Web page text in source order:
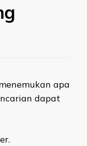
apa
dapat